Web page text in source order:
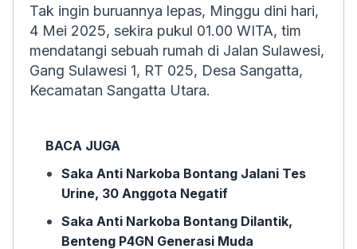
Tak ingin buruannya lepas, Minggu dini hari,
4 Mei 2025, sekira pukul 01.00 WITA, tim
mendatangi sebuah rumah di Jalan Sulawesi,
Gang Sulawesi 1, RT 025, Desa Sangatta,
Kecamatan Sangatta Utara.
BACA JUGA
Saka Anti Narkoba Bontang Jalani Tes
Urine, 30 Anggota Negatif
Saka Anti Narkoba Bontang Dilantik,
Benteng P4GN Generasi Muda